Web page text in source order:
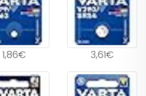
1,86€ 3,61€